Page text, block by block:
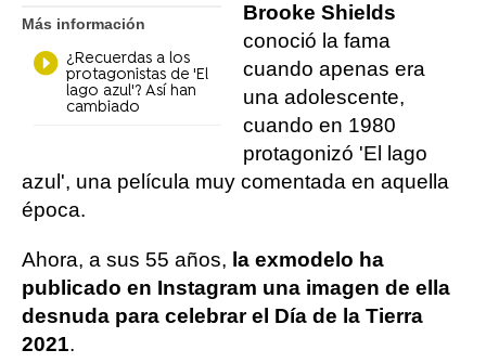
Más información
¿Recuerdas a los
protagonistas de 'El
lago azul'? Así han
cambiado
Brooke Shields
conoció la fama
cuando apenas era
una adolescente,
cuando en 1980
protagonizó 'El lago
azul', una película muy comentada en aquella
época.
Ahora, a sus 55 años, la exmodelo ha
publicado en Instagram una imagen de ella
desnuda para celebrar el Día de la Tierra
2021.